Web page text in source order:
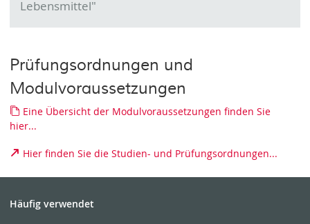
Lebensmittel"
Prüfungsordnungen und
Modulvoraussetzungen
Eine Übersicht der Modulvoraussetzungen finden Sie
hier...
Hier finden Sie die Studien- und Prüfungsordnungen...
Häufig verwendet